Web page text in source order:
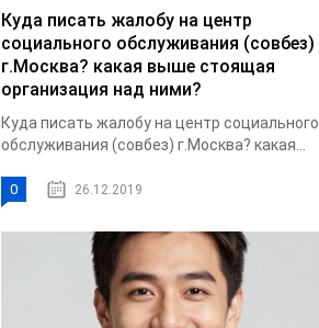
Куда писать жалобу на центр
социального обслуживания (совбез)
г.Москва? какая выше стоящая
организация над ними?
Куда писать жалобу на центр социального
обслуживания (совбез) г.Москва? какая...
0 26.12.2019